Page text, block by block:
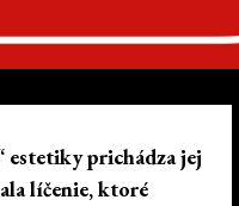
estetiky prichádza jej
líčenie, ktoré